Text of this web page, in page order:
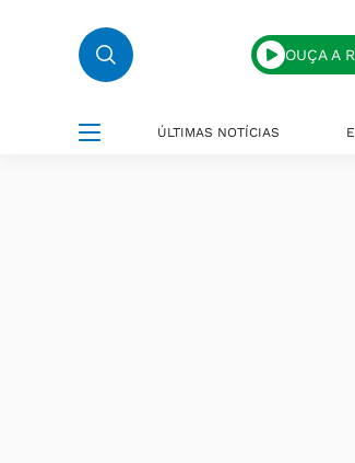
OUÇA A
ÚLTIMAS NOTÍCIAS